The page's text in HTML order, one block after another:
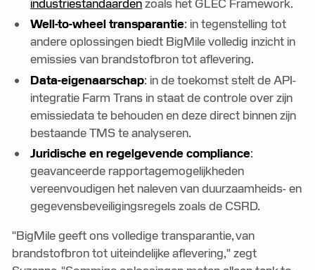
industriestandaardenzoals het GLEC Framework.
Well-to-wheel transparantie: in tegenstelling tot
andere oplossingen biedt BigMile volledig inzicht in
emissies van brandstofbron tot aflevering.
Data-eigenaarschap: in de toekomst stelt de API-
integratie Farm Trans in staat de controle over zijn
emissiedata te behouden en deze direct binnen zijn
bestaande TMS te analyseren.
Juridische en regelgevende compliance:
geavanceerde rapportagemogelijkheden
vereenvoudigen het naleven van duurzaamheids- en
gegevensbeveiligingsregels zoals de CSRD.
"BigMile geeft ons volledige transparantie, van
brandstofbron tot uiteindelijke aflevering," zegt